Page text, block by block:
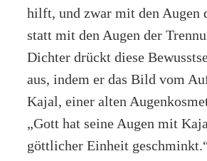
hilft, und zwar mit den Augen
statt mit den Augen der
Dichter drückt diese
aus, indem er das Bild vom
Kajal, einer alten
„Gott hat seine Augen mit
göttlicher Einheit